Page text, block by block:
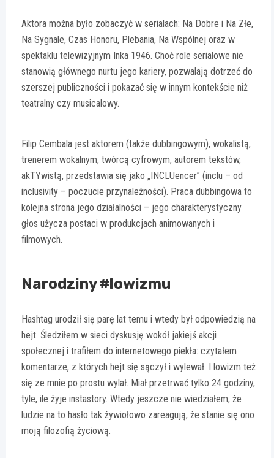
Aktora można było zobaczyć w serialach: Na Dobre i Na Złe,
Na Sygnale, Czas Honoru, Plebania, Na Wspólnej oraz w
spektaklu telewizyjnym Inka 1946. Choć role serialowe nie
stanowią głównego nurtu jego kariery, pozwalają dotrzeć do
szerszej publiczności i pokazać się w innym kontekście niż
teatralny czy musicalowy.
Filip Cembala jest aktorem (także dubbingowym), wokalistą,
trenerem wokalnym, twórcą cyfrowym, autorem tekstów,
akTYwistą, przedstawia się jako „INCLUencer” (inclu – od
inclusivity – poczucie przynależności). Praca dubbingowa to
kolejna strona jego działalności – jego charakterystyczny
głos użycza postaci w produkcjach animowanych i
filmowych.
Narodziny #lowizmu
Hashtag urodził się parę lat temu i wtedy był odpowiedzią na
hejt. Śledziłem w sieci dyskusję wokół jakiejś akcji
społecznej i trafiłem do internetowego piekła: czytałem
komentarze, z których hejt się sączył i wylewał. I lowizm też
się ze mnie po prostu wylał. Miał przetrwać tylko 24 godziny,
tyle, ile żyje instastory. Wtedy jeszcze nie wiedziałem, że
ludzie na to hasło tak żywiołowo zareagują, że stanie się ono
moją filozofią życiową.